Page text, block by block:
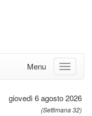
Menu
giovedì 6 agosto 2026
(Settimana 32)